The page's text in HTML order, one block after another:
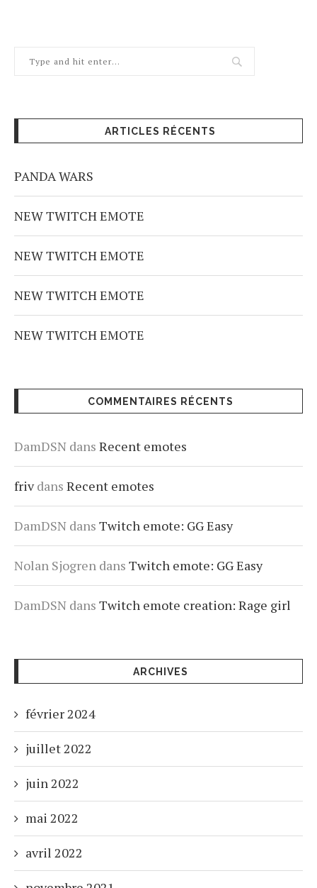
ARTICLES RÉCENTS
PANDA WARS
NEW TWITCH EMOTE
NEW TWITCH EMOTE
NEW TWITCH EMOTE
NEW TWITCH EMOTE
COMMENTAIRES RÉCENTS
DamDSN dans Recent emotes
frivdans Recent emotes
DamDSN dans Twitch emote: GG Easy
Nolan Sjogren dans Twitch emote: GG Easy
DamDSN dans Twitch emote creation: Rage girl
ARCHIVES
février 2024
juillet 2022
juin 2022
mai 2022
avril 2022